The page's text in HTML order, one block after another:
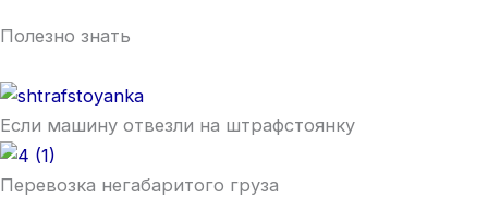
Полезно знать
Если машину отвезли на штрафстоянку
Перевозка негабаритого груза